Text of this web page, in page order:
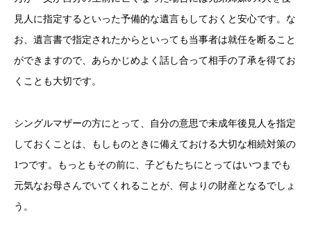
見人に指定するといった予備的な遺言もしておくと安心です。な
お、遺言書で指定されたからといっても当事者は就任を断ること
ができますので、あらかじめよく話し合って相手の了承を得てお
くことも大切です。
シングルマザーの方にとって、自分の意思で未成年後見人を指定
しておくことは、もしものときに備えておける大切な相続対策の
1つです。もっともその前に、子どもたちにとってはいつまでも
元気なお母さんでいてくれることが、何よりの財産となるでしょ
う。